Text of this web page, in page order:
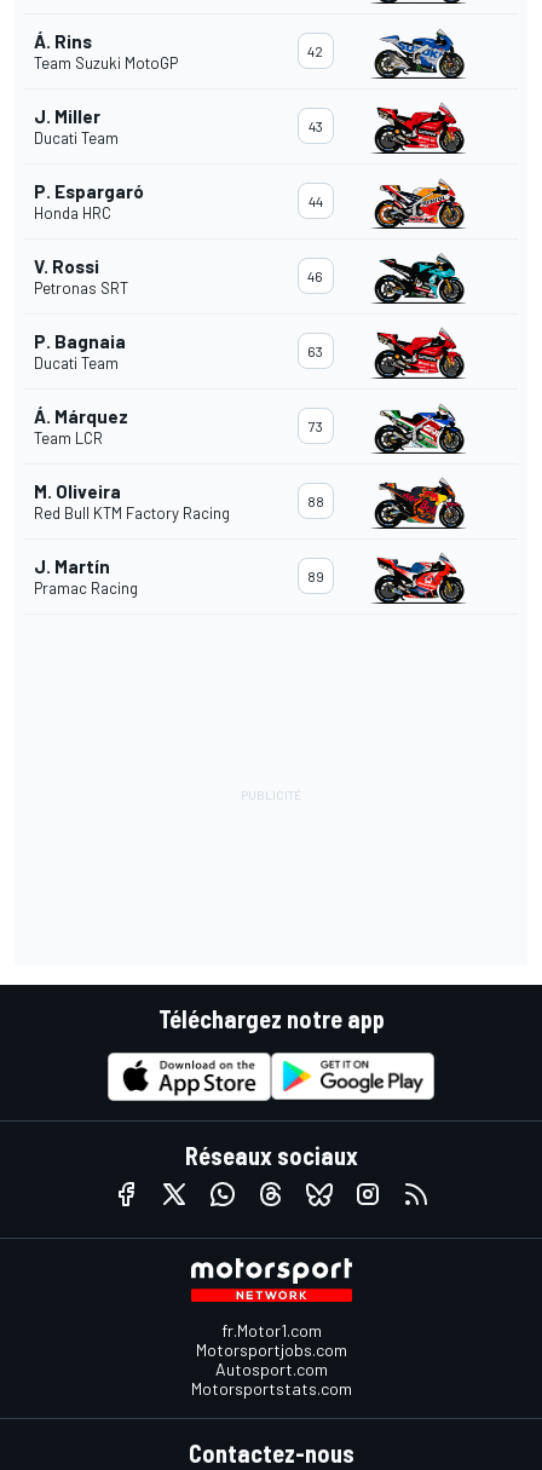
Á. Rins
Team Suzuki MotoGP
42
J. Miller
Ducati Team
43
P. Espargaró
Honda HRC
44
V. Rossi
Petronas SRT
46
P. Bagnaia
Ducati Team
63
Á. Márquez
Team LCR
73
M. Oliveira
Red Bull KTM Factory Racing
88
J. Martín
Pramac Racing
89
Téléchargez notre app
Réseaux sociaux
fr.Motor1.com
Motorsportjobs.com
Autosport.com
Motorsportstats.com
Contactez-nous